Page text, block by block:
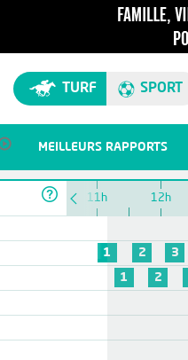
TURF SPORT
MEILLEURS RAPPORTS
10h 11h 12h
1
2 3
1
2